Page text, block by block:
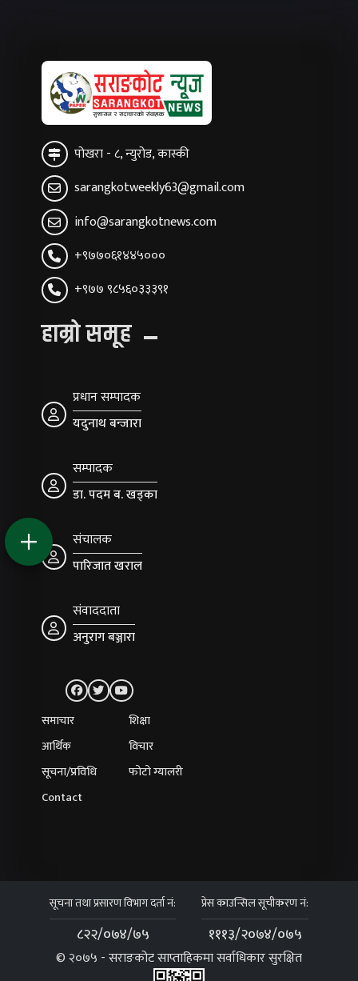
पोखरा - ८, न्युरोड, कास्की
sarangkotweekly63@gmail.com
info@sarangkotnews.com
+९७७०६१४४५०००
+९७७ ९८५६०३३३९१
हाम्रो समूह
प्रधान सम्पादक
यदुनाथ बन्जारा
सम्पादक
डा. पदम ब. खड्का
संचालक
पारिजात खराल
संवाददाता
अनुराग बञ्जारा
समाचार
शिक्षा
आर्थिक
विचार
सूचना/प्रविधि
फोटो ग्यालरी
Contact
सूचना तथा प्रसारण विभाग दर्ता नं:
८२२/०७४/७५
प्रेस काउन्सिल सूचीकरण नं:
१११३/२०७४/०७५
© २०७५ - सराङकोट साप्ताहिकमा सर्वाधिकार सुरक्षित